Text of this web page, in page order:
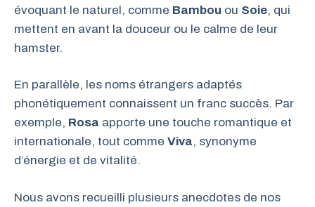
évoquant le naturel, comme Bambou ou Soie, qui
mettent en avant la douceur ou le calme de leur
hamster.
En parallèle, les noms étrangers adaptés
phonétiquement connaissent un franc succès. Par
exemple, Rosa apporte une touche romantique et
internationale, tout comme Viva, synonyme
d’énergie et de vitalité.
Nous avons recueilli plusieurs anecdotes de nos